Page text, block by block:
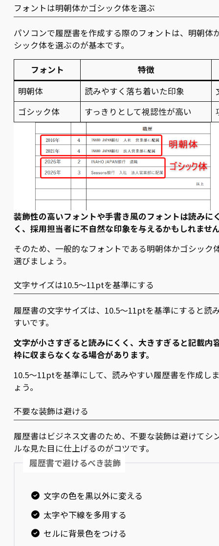
フォントは明朝体かゴシック体を選ぶ
パソコンで履歴書を作成する際のフォントは、明朝体
シック体を選ぶのが基本です。
フォント
特徴
明朝体
読みやすく落ち着いた印象
ゴシック体
すっきりとして視認性が高い
装飾性の高いフォントや手書き風のフォントは読みに
く、採用担当者に不自然な印象を与えるかもしれませ
そのため、一般的なフォントである明朝体かゴシック
選びましょう。
文字サイズは10.5〜11ptを基準にする
履歴書の文字サイズは、10.5〜11ptを基準にすると読
すいです。
文字が小さすぎると読みにくく、大きすぎると記載内
枠に収まらなくなる場合があります。
10.5〜11ptを基準にして、読みやすい履歴書を作成し
ょう。
不要な装飾は避ける
履歴書はビジネス文書のため、不要な装飾は避けてシ
ルな見た目に仕上げるのがコツです。
履歴書で避けるべき装飾
文字の色を黒以外に変える
太字や下線を多用する
セルに背景色をつける